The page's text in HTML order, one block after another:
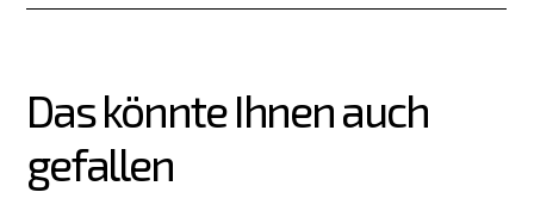
Das könnte Ihnen auch
gefallen